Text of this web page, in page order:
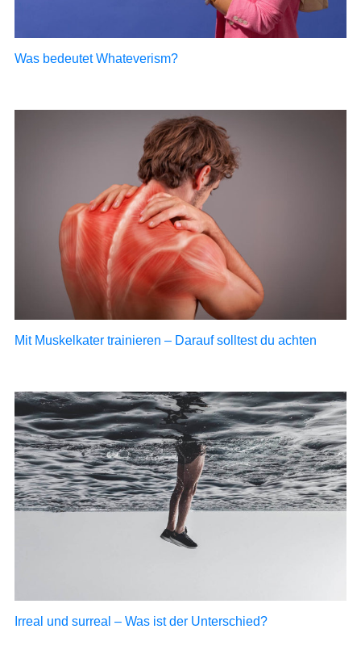
Was bedeutet Whateverism?
Mit Muskelkater trainieren – Darauf solltest du achten
Irreal und surreal – Was ist der Unterschied?